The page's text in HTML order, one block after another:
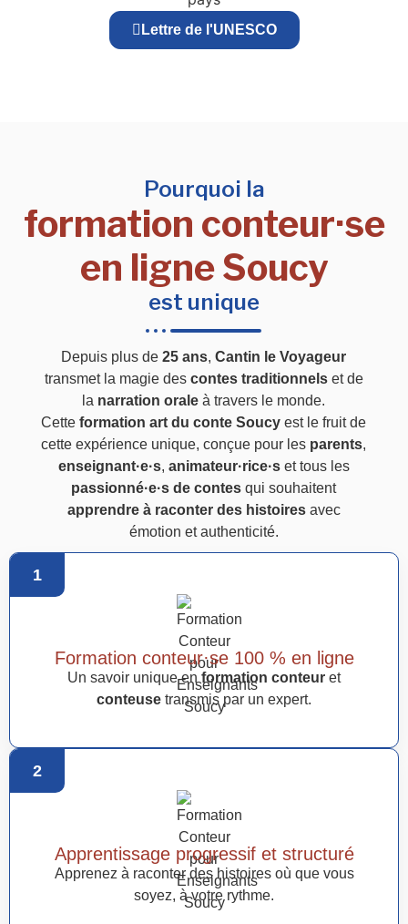
Lettre de l'UNESCO
Pourquoi la
formation conteur·se
en ligne Soucy
est unique
Depuis plus de25 ans,Cantin le Voyageur
transmet la magie des contes traditionnelset de
la narration orale à travers le monde.
Cetteformation art du conte Soucy est le fruit de
cette expérience unique, conçue pour les parents,
enseignant·e·s, animateur·rice·set tous les
passionné·e·s de contes qui souhaitent
apprendre à raconter des histoiresavec
émotion et authenticité.
1
Formation conteur·se 100 % en ligne
Un savoir unique en formation conteur et
conteuse transmis par un expert.
2
Apprentissage progressif et structuré
Apprenez à raconter des histoires où que vous
soyez, à votre rythme.